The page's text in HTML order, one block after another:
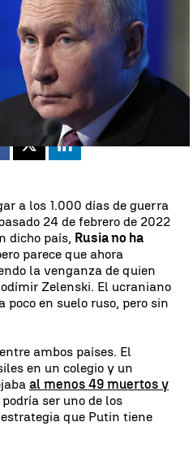
de 2024, 18:05
X Linkedin
a los 1.000 días de guerra
24 de febrero de 2022
dicho país, Rusia no ha
parece que ahora
la venganza de quien
Zelenski. El ucraniano
poco en suelo ruso, pero sin
ambos países. El
en un colegio y un
al menos 49 muertos y
podría ser uno de los
que Putin tiene